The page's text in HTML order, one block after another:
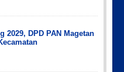
2029, DPD PAN Magetan